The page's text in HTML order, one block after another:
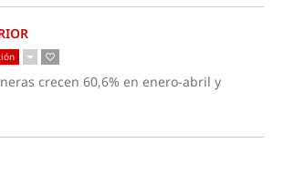
crecen 60,6% en enero-abril y